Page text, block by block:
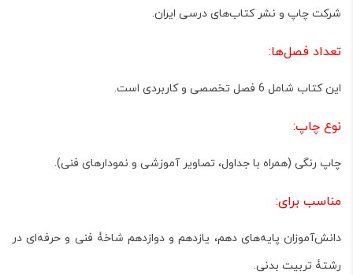
شرکت چاپ و نشر کتاب‌های درسی ایران.
تعداد فصل‌ها:
این کتاب شامل 6 فصل تخصصی و کاربردی است.
نوع چاپ:
چاپ رنگی (همراه با جداول، تصاویر آموزشی و نمودارهای فنی).
مناسب برای:
دانش‌آموزان پایه‌هایدهم، یازدهم و دوازدهم شاخۀ فنی و حرفه‌ای در
رشتۀ تربیت بدنی.